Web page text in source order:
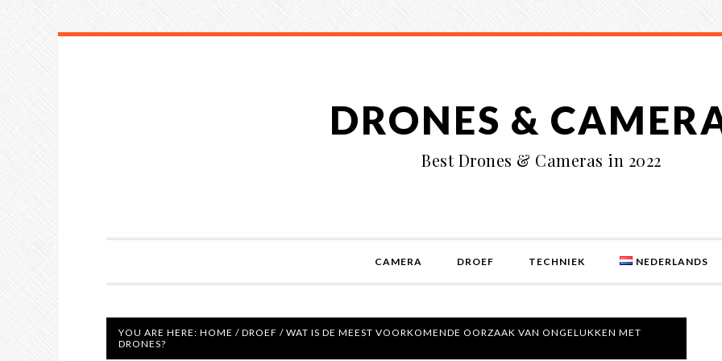
DRONES &
Best Drones & Cameras in 2022
CAMERA DROEF TECHNIEK NEDERLANDS
YOU ARE HERE: HOME / DROEF / WAT IS DE MEEST VOORKOMENDE OORZAAK VAN ONGELUKKEN MET
DRONES?